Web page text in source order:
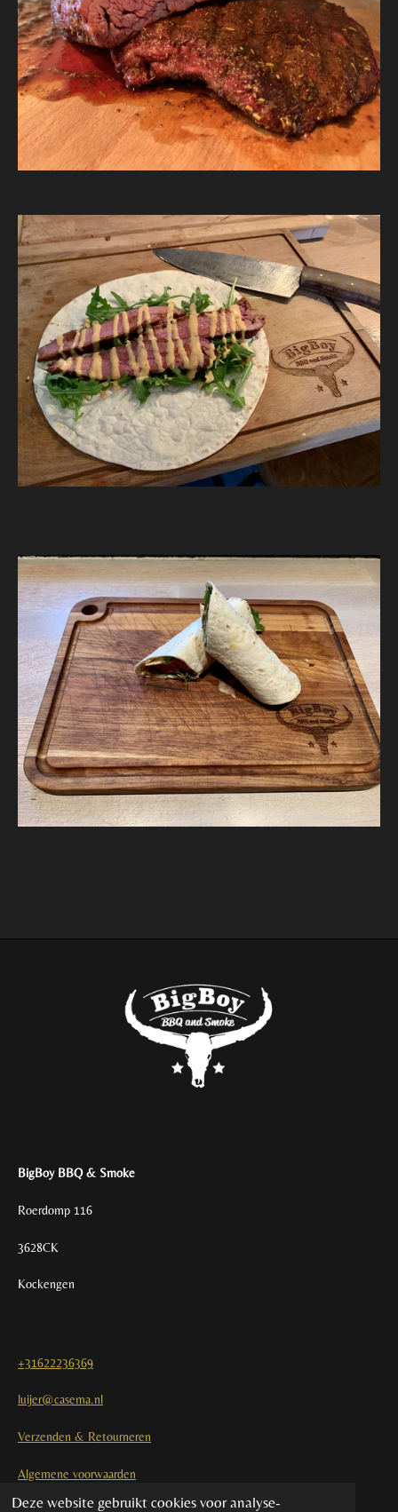
Deze website gebruikt cookies voor analyse-
BigBoy BBQ & Smoke
Roerdomp 116
3628CK
Kockengen
+31622236369
luijer@casema.nl
Verzenden & Retourneren
Algemene voorwaarden